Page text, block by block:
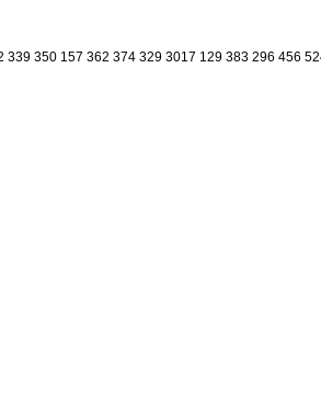
350 157 362 374 329 3017 129 383 296 456